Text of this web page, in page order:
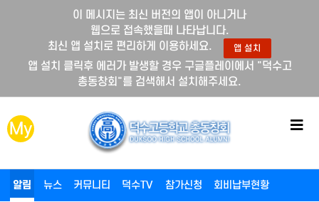
이 메시지는 최신 버전의 앱이 아니거나
웹으로 접속했을때 나타납니다.
최신 앱 설치로 편리하게 이용하세요.
앱 설치
앱 설치 클릭후 에러가 발생할 경우 구글플레이에서 "덕수고
총동창회"를 검색해서 설치해주세요.
My 메
튼
알림 뉴스 커뮤니티 덕수TV 참가신청 회비납부현황